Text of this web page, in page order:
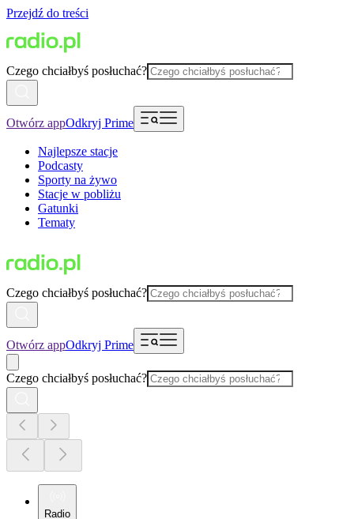
Przejdź do treści
Czego chciałbyś posłuchać?
Otwórz appOdkryj Prime
Najlepsze stacje
Podcasty
Sporty na żywo
Stacje w pobliżu
Gatunki
Tematy
Czego chciałbyś posłuchać?
Otwórz appOdkryj Prime
Czego chciałbyś posłuchać?
Radio